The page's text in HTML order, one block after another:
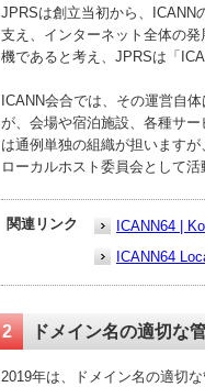
JPRSは創立当初から、ICANN
支え、インターネット全体の
機であると考え、JPRSは「
ICANN会合では、その運営自
が、会場や宿泊施設、各種サ
は通例単独の組織が担います
ローカルホスト委員会として
関連リンク
ICANN64 |
ICANN64
2 ドメイン名の適切な
2019年は、ドメイン名の適切